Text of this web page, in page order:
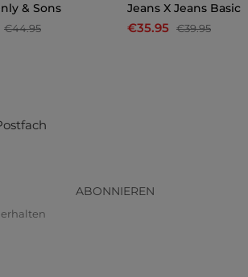
& Sons
€44.95
Jeans X Jeans Basic
€35.95 €39.95
ABONNIEREN